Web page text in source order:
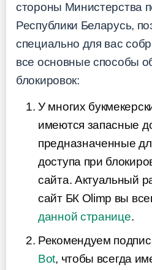
стороны Министерства
Республики Беларусь,
специально для вас
все основные способы
блокировок:
У многих
имеются запасные
предназначенные
доступа при
сайта. Актуальный
сайт БК Olimp вы
данной странице.
Рекомендуем
Bot, чтобы всегда